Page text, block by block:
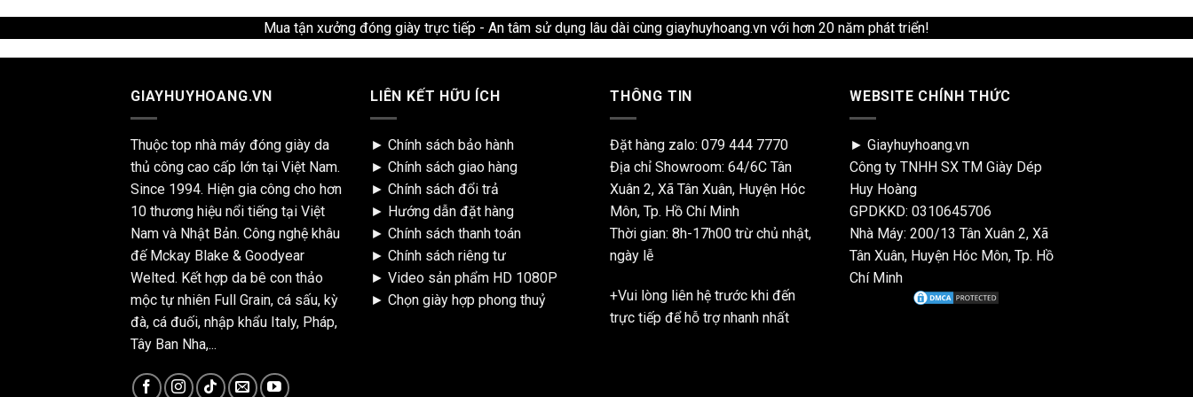
Mua tận xưởng đóng giày trực tiếp - An tâm sử dụng lâu dài cùng giayhuyhoang.vn với hơn 20 năm phát triển!
GIAYHUYHOANG.VN
Thuộc top nhà máy đóng giày da
thủ công cao cấp lớn tại Việt Nam.
Since 1994. Hiện gia công cho hơn
10 thương hiệu nổi tiếng tại Việt
Nam và Nhật Bản. Công nghệ khâu
đế Mckay Blake & Goodyear
Welted. Kết hợp da bê con thảo
mộc tự nhiên Full Grain, cá sấu, kỳ
đà, cá đuối, nhập khẩu Italy, Pháp,
Tây Ban Nha,...
LIÊN KẾT HỮU ÍCH
► Chính sách bảo hành
► Chính sách giao hàng
► Chính sách đổi trả
► Hướng dẫn đặt hàng
► Chính sách thanh toán
► Chính sách riêng tư
► Video sản phẩm HD 1080P
► Chọn giày hợp phong thuỷ
THÔNG TIN
Đặt hàng zalo: 079 444 7770
Địa chỉ Showroom: 64/6C Tân
Xuân 2, Xã Tân Xuân, Huyện Hóc
Môn, Tp. Hồ Chí Minh
Thời gian: 8h-17h00 trừ chủ nhật,
ngày lễ
+Vui lòng liên hệ trước khi đến
trực tiếp để hỗ trợ nhanh nhất
WEBSITE CHÍNH THỨC
► Giayhuyhoang.vn
Công ty TNHH SX TM Giày Dép
Huy Hoàng
GPDKKD: 0310645706
Nhà Máy: 200/13 Tân Xuân 2, Xã
Tân Xuân, Huyện Hóc Môn, Tp. Hồ
Chí Minh